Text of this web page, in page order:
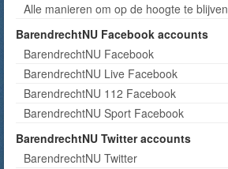
Alle manieren om op de hoogte te blijven
BarendrechtNU Facebook accounts
BarendrechtNU Facebook
BarendrechtNU Live Facebook
BarendrechtNU 112 Facebook
BarendrechtNU Sport Facebook
BarendrechtNU Twitter accounts
BarendrechtNU Twitter